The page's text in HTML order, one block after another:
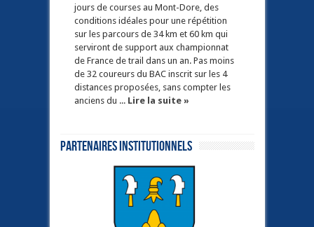
jours de courses au Mont-Dore, des
conditions idéales pour une répétition
sur les parcours de 34 km et 60 km qui
serviront de support aux championnat
de France de trail dans un an. Pas moins
de 32 coureurs du BAC inscrit sur les 4
distances proposées, sans compter les
anciens du ... Lire la suite »
Partenaires institutionnels